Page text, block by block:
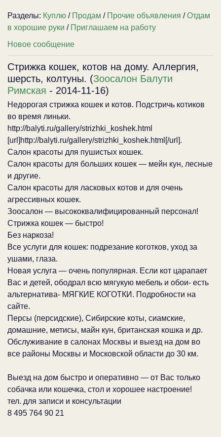
Разделы: Куплю / Продам / Прочие объявления /Отдам
в хорошие руки / Приглашаем на работу
Новое сообщение
Стрижка кошек, котов на дому. Аллергия,
шерсть, колтуны. (Зоосалон Балути
Римская - 2014-11-16)
Недорогая стрижка кошек и котов. Подстричь котиков
во время линьки.
http://balyti.ru/gallery/strizhki_koshek.html
[url]http://balyti.ru/gallery/strizhki_koshek.html[/url].
Салон красоты для пушистых кошек.
Салон красоты для больших кошек — мейн кун, лесные
и другие.
Салон красоты для ласковых котов и для очень
агрессивных кошек.
Зоосалон — высококвалифицированный персонал!
Стрижка кошек — быстро!
Без наркоза!
Все услуги для кошек: подрезание коготков, уход за
ушами, глаза.
Новая услуга — очень популярная. Если кот царапает
Вас и детей, ободрал всю мягукую мебель и обои- есть
альтернатива- МЯГКИЕ КОГОТКИ. Подробности на
сайте.
Персы (персидские), Сибирские коты, сиамские,
домашние, метисы, майн кун, британская кошка и др.
Обслуживание в салонах Москвы и выезд на дом во
все районы Москвы и Московской области до 30 км.
Выезд на дом быстро и оперативно — от Вас только
собачка или кошечка, стол и хорошее настроение!
тел. для записи и консультации
8 495 764 90 21